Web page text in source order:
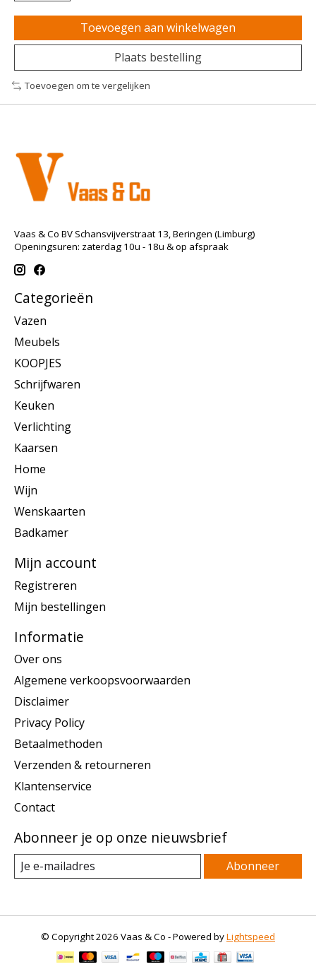
Toevoegen aan winkelwagen
Plaats bestelling
Toevoegen om te vergelijken
Vaas & Co BV Schansvijverstraat 13, Beringen (Limburg)
Openingsuren: zaterdag 10u - 18u & op afspraak
Categorieën
Vazen
Meubels
KOOPJES
Schrijfwaren
Keuken
Verlichting
Kaarsen
Home
Wijn
Wenskaarten
Badkamer
Mijn account
Registreren
Mijn bestellingen
Informatie
Over ons
Algemene verkoopsvoorwaarden
Disclaimer
Privacy Policy
Betaalmethoden
Verzenden & retourneren
Klantenservice
Contact
Abonneer je op onze nieuwsbrief
Abonneer
© Copyright 2026 Vaas & Co - Powered byLightspeed